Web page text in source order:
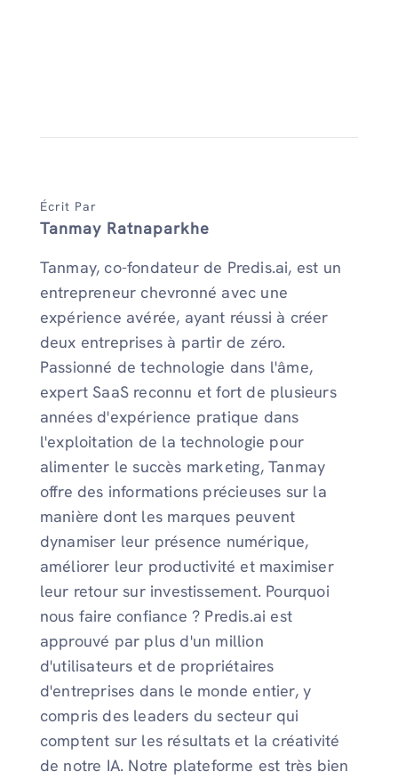
Écrit Par
Tanmay Ratnaparkhe
Tanmay, co-fondateur de Predis.ai, est un
entrepreneur chevronné avec une
expérience avérée, ayant réussi à créer
deux entreprises à partir de zéro.
Passionné de technologie dans l'âme,
expert SaaS reconnu et fort de plusieurs
années d'expérience pratique dans
l'exploitation de la technologie pour
alimenter le succès marketing, Tanmay
offre des informations précieuses sur la
manière dont les marques peuvent
dynamiser leur présence numérique,
améliorer leur productivité et maximiser
leur retour sur investissement. Pourquoi
nous faire confiance ? Predis.ai est
approuvé par plus d'un million
d'utilisateurs et de propriétaires
d'entreprises dans le monde entier, y
compris des leaders du secteur qui
comptent sur les résultats et la créativité
de notre IA. Notre plateforme est très bien